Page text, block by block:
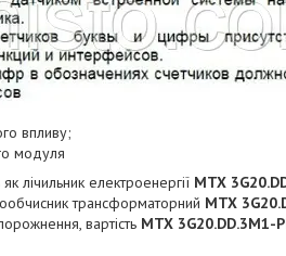
впливу;
модуля
лічильник електроенергії MTX
трансформаторний MTX
вартість MTX 3G20.DD.3M1-